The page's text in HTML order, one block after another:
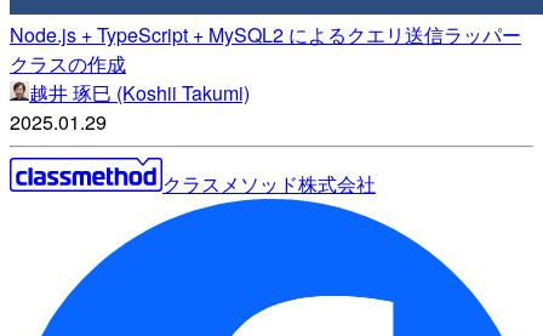
Node.js + TypeScript + MySQL2 によるクエリ送信ラッパー
クラスの作成
越井 琢巳 (Koshii Takumi)
2025.01.29
クラスメソッド株式会社